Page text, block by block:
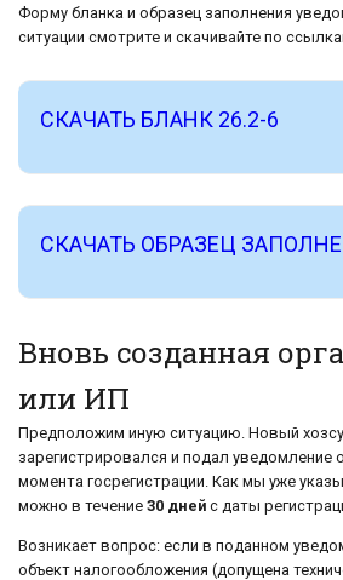
Форму бланка и образец заполнения
ситуации смотрите и скачивайте по
СКАЧАТЬ БЛАНК 26.2-6
СКАЧАТЬ ОБРАЗЕЦ
Вновь созданная
или ИП
Предположим иную ситуацию. Новый
зарегистрировался и подал уведомление
момента госрегистрации. Как мы уже
можно в течение 30 дней с даты
Возникает вопрос: если в поданном
объект налогообложения (допущена